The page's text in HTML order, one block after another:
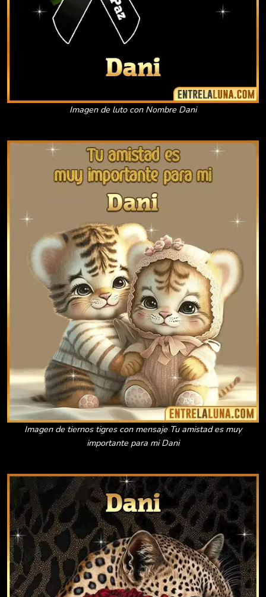
Imagen de luto con Nombre Dani
Imagen de tiernos tigres con mensaje Tu amistad es muy
importante para mi Dani